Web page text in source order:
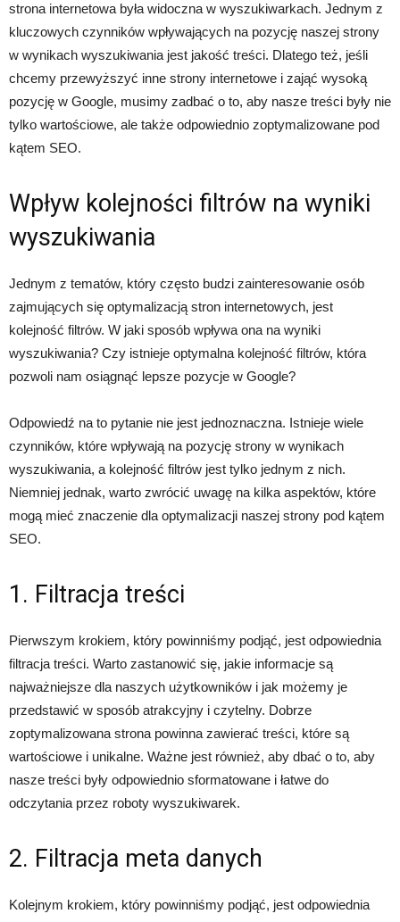
strona internetowa była widoczna w wyszukiwarkach. Jednym z
kluczowych czynników wpływających na pozycję naszej strony
w wynikach wyszukiwania jest jakość treści. Dlatego też, jeśli
chcemy przewyższyć inne strony internetowe i zająć wysoką
pozycję w Google, musimy zadbać o to, aby nasze treści były nie
tylko wartościowe, ale także odpowiednio zoptymalizowane pod
kątem SEO.
Wpływ kolejności filtrów na wyniki
wyszukiwania
Jednym z tematów, który często budzi zainteresowanie osób
zajmujących się optymalizacją stron internetowych, jest
kolejność filtrów. W jaki sposób wpływa ona na wyniki
wyszukiwania? Czy istnieje optymalna kolejność filtrów, która
pozwoli nam osiągnąć lepsze pozycje w Google?
Odpowiedź na to pytanie nie jest jednoznaczna. Istnieje wiele
czynników, które wpływają na pozycję strony w wynikach
wyszukiwania, a kolejność filtrów jest tylko jednym z nich.
Niemniej jednak, warto zwrócić uwagę na kilka aspektów, które
mogą mieć znaczenie dla optymalizacji naszej strony pod kątem
SEO.
1. Filtracja treści
Pierwszym krokiem, który powinniśmy podjąć, jest odpowiednia
filtracja treści. Warto zastanowić się, jakie informacje są
najważniejsze dla naszych użytkowników i jak możemy je
przedstawić w sposób atrakcyjny i czytelny. Dobrze
zoptymalizowana strona powinna zawierać treści, które są
wartościowe i unikalne. Ważne jest również, aby dbać o to, aby
nasze treści były odpowiednio sformatowane i łatwe do
odczytania przez roboty wyszukiwarek.
2. Filtracja meta danych
Kolejnym krokiem, który powinniśmy podjąć, jest odpowiednia